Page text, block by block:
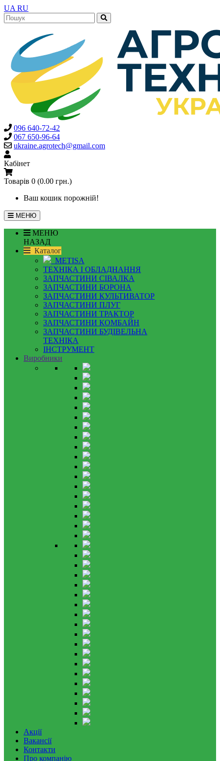
UA RU
096 640-72-42
067 650-96-64
ukraine.agrotech@gmail.com
Кабінет
Товарів 0 (0.00 грн.)
Ваш кошик порожній!
МЕНЮ
МЕНЮ
НАЗАД
Каталог
METISA
ТЕХНІКА І ОБЛАДНАННЯ
ЗАПЧАСТИНИ СІВАЛКА
ЗАПЧАСТИНИ БОРОНА
ЗАПЧАСТИНИ КУЛЬТИВАТОР
ЗАПЧАСТИНИ ПЛУГ
ЗАПЧАСТИНИ ТРАКТОР
ЗАПЧАСТИНИ КОМБАЙН
ЗАПЧАСТИНИ БУДІВЕЛЬНА
ТЕХНІКА
ІНСТРУМЕНТ
Виробники
Акції
Вакансії
Контакти
Про компанію